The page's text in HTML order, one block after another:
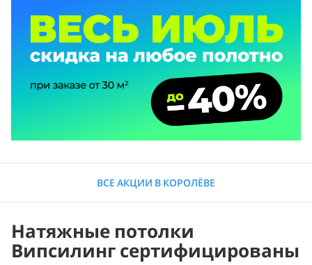
ВСЕ АКЦИИ В КОРОЛЁВЕ
Натяжные потолки
Випсилинг сертифицированы